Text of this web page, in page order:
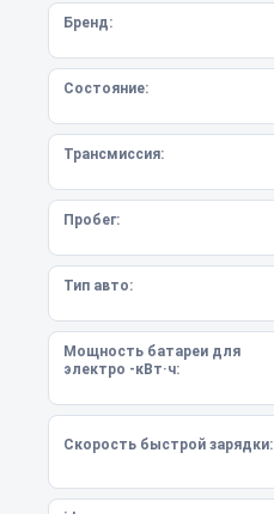
Бренд:
Состояние:
Трансмиссия:
Пробег:
Тип авто:
Мощность батареи для
электро -кВт·ч:
Скорость быстрой зарядки: